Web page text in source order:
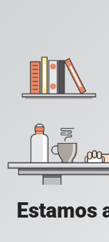
Estamos